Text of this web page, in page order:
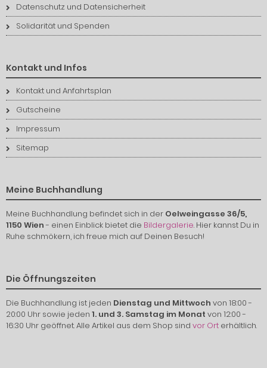
Datenschutz und Datensicherheit
Solidarität und Spenden
Kontakt und Infos
Kontakt und Anfahrtsplan
Gutscheine
Impressum
Sitemap
Meine Buchhandlung
Meine Buchhandlung befindet sich in der Oelweingasse 36/5,
1150 Wien- einen Einblick bietet die Bildergalerie. Hier kannst Du in
Ruhe schmökern, ich freue mich auf Deinen Besuch!
Die Öffnungszeiten
Die Buchhandlung ist jeden Dienstag und Mittwoch von 18:00 -
20:00 Uhr sowie jeden 1. und 3. Samstag im Monat von 12:00 -
16:30 Uhr geöffnet. Alle Artikel aus dem Shop sind vor Ort erhältlich.